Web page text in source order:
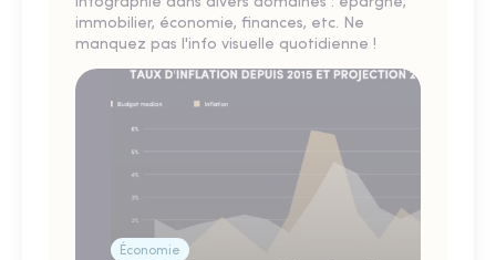
immobilier, économie, finances, etc. Ne
manquez pas l'info visuelle quotidienne !
Économie